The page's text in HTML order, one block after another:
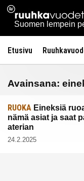
Siirry
sisältöön
Ruuhkavuodet.fi
Suomen lempein
Etusivu
Avainsana:
RUOKA Eineksiä
nämä asiat ja saat
aterian
24.2.2025